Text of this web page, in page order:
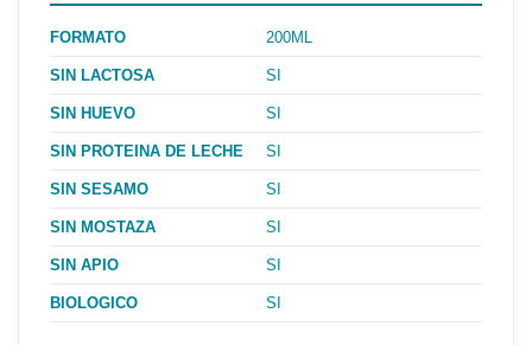
FORMATO 200ML
SIN LACTOSA SI
SIN HUEVO SI
SIN PROTEINA DE LECHE SI
SIN SESAMO SI
SIN MOSTAZA SI
SIN APIO SI
BIOLOGICO SI